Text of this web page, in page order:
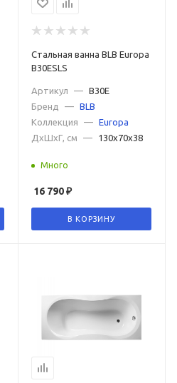
Стальная ванна BLB Europa
B30ESLS
Артикул —
B30E
Бренд
—
BLB
Коллекция
—
Europa
ДxШxГ, см
— 130x70x38
Много
16 790₽
В КОРЗИНУ